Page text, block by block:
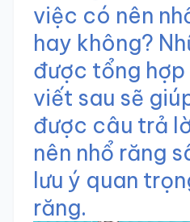
việc có nên
hay không?
được tổng
viết sau sẽ
được câu trả
nên nhổ răng
lưu ý quan
răng.